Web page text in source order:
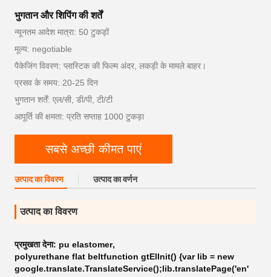
भुगतान और शिपिंग की शर्तें
न्यूनतम आदेश मात्रा: 50 टुकड़ों
मूल्य: negotiable
पैकेजिंग विवरण: प्लास्टिक की फिल्म अंदर, लकड़ी के मामले बाहर।
प्रसव के समय: 20-25 दिन
भुगतान शर्तें: एल/सी, डी/पी, टी/टी
आपूर्ति की क्षमता: प्रति सप्ताह 1000 टुकड़ा
सबसे अच्छी कीमत पाएं
उत्पाद का विवरण उत्पाद का वर्णन
उत्पाद का विवरण
प्रमुखता देना: pu elastomer,
polyurethane flat beltfunction gtElInit() {var lib = new
google.translate.TranslateService();lib.translatePage('en'